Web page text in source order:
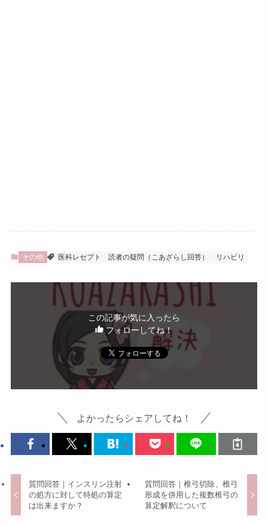
その他 医科レセプト 読者の疑問（こあざらし回答） リハビリ
この記事が気に入ったら
フォローしてね！
よかったらシェアしてね！
質問回答｜インスリン注射
の処方に対して特処の算定
は出来ますか？
質問回答｜椎弓切除、椎弓
形成を併用した複数椎弓の
算定解釈について